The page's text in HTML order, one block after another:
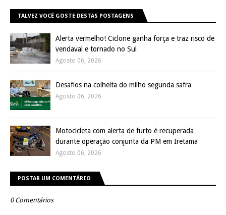
TALVEZ VOCÊ GOSTE DESTAS POSTAGENS
Alerta vermelho! Ciclone ganha força e traz risco de
vendaval e tornado no Sul
Agosto 06, 2026
Desafios na colheita do milho segunda safra
Agosto 06, 2026
Motocicleta com alerta de furto é recuperada
durante operação conjunta da PM em Iretama
Agosto 06, 2026
POSTAR UM COMENTÁRIO
0 Comentários